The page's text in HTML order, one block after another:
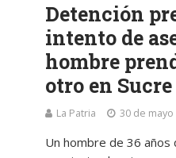
Detención
intento de
hombre
otro en Sucre
La Patria 30 de mayo
Un hombre de 36